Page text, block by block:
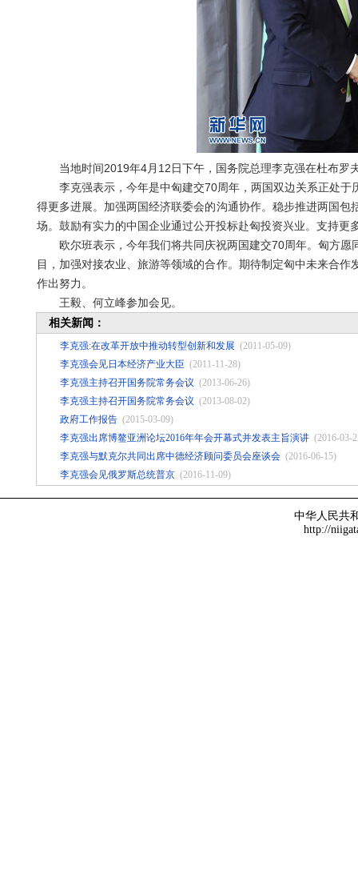
当地时间2019年4月12日下午，国务院总理李克强在杜布罗
李克强表示，今年是中匈建交70周年，两国双边关系正处于
得更多进展。加强两国经济联委会的沟通协作。稳步推进两国
场。鼓励有实力的中国企业通过公开投标赴匈投资兴业。支持
欧尔班表示，今年我们将共同庆祝两国建交70周年。匈方愿
目，加强对接农业、旅游等领域的合作。期待制定匈中未来合
作出努力。
王毅、何立峰参加会见。
相关新闻：
李克强:在改革开放中推动转型创新和发展 (2011-05-09)
李克强会见日本经济产业大臣 (2011-11-28)
李克强主持召开国务院常务会议 (2013-06-26)
李克强主持召开国务院常务会议 (2013-08-02)
政府工作报告 (2015-03-09)
李克强出席博鳌亚洲论坛2016年年会开幕式并发表主旨演讲 (2016-03-
李克强与默克尔共同出席中德经济顾问委员会座谈会 (2016-06-15)
李克强会见俄罗斯总统普京 (2016-11-09)
中华人民共
http://